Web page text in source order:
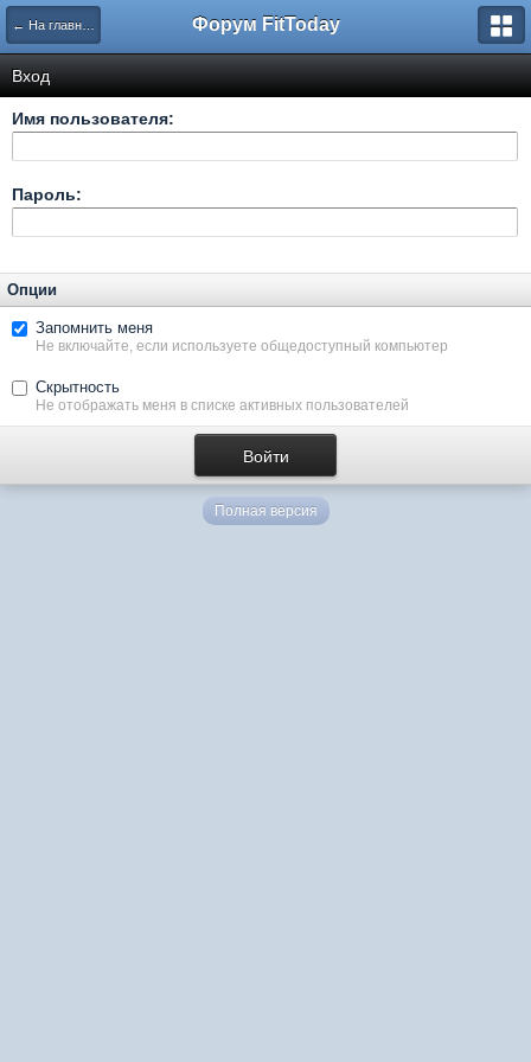
← На главную Форум FitToday
Вход
Имя пользователя:
Пароль:
Опции
Запомнить меня
Не включайте, если используете общедоступный компьютер
Скрытность
Не отображать меня в списке активных пользователей
Полная версия